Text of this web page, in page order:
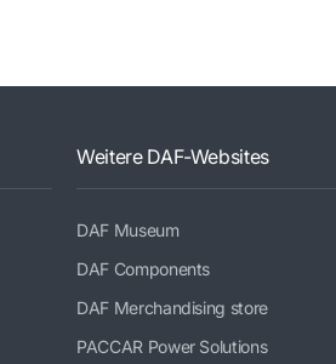
Weitere DAF-Websites
DAF Museum
DAF Components
DAF Merchandising store
PACCAR Power Solutions